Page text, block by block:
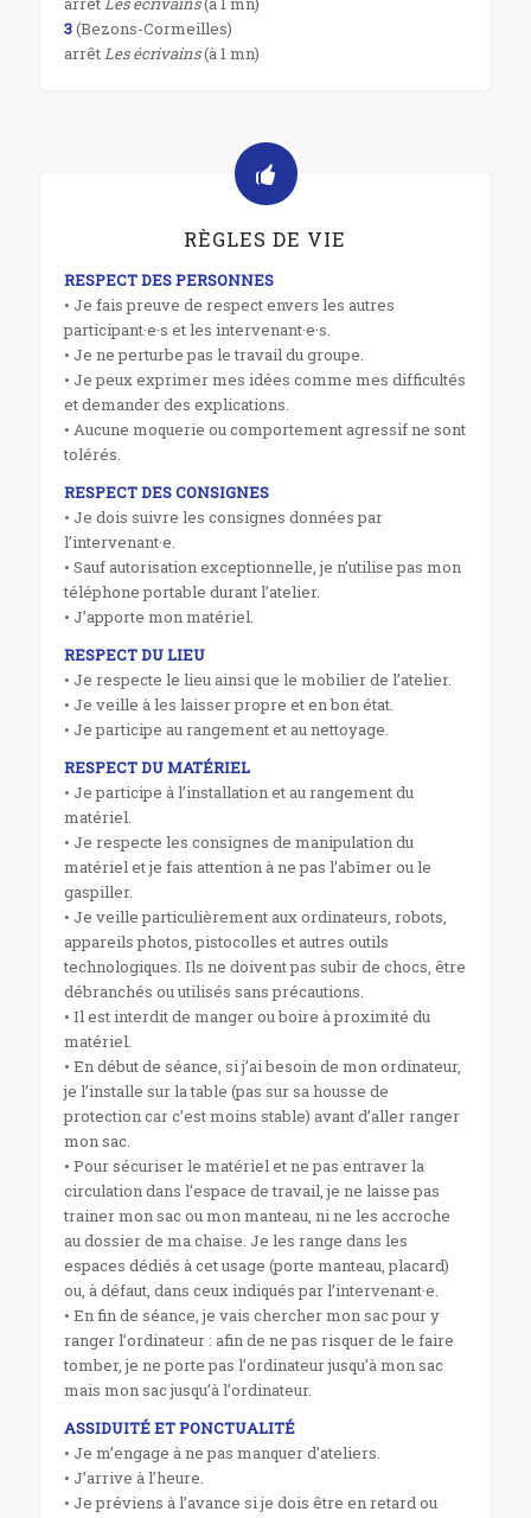
3(Bezons-Cormeilles)
arrêtLes écrivains(à 1 mn)
RÈGLES DE VIE
RESPECT DES PERSONNES
• Je fais preuve de respect envers les autres
participant·e·s et les intervenant·e·s.
• Je ne perturbe pas le travail du groupe.
• Je peux exprimer mes idées comme mes difficultés
et demander des explications.
• Aucune moquerie ou comportement agressif ne sont
tolérés.
RESPECT DES CONSIGNES
• Je dois suivre les consignes données par
l’intervenant·e.
• Sauf autorisation exceptionnelle, je n’utilise pas mon
téléphone portable durant l’atelier.
• J’apporte mon matériel.
RESPECT DU LIEU
• Je respecte le lieu ainsi que le mobilier de l’atelier.
• Je veille à les laisser propre et en bon état.
• Je participe au rangement et au nettoyage.
RESPECT DU MATÉRIEL
• Je participe à l’installation et au rangement du
matériel.
• Je respecte les consignes de manipulation du
matériel et je fais attention à ne pas l’abîmer ou le
gaspiller.
• Je veille particulièrement aux ordinateurs, robots,
appareils photos, pistocolles et autres outils
technologiques. Ils ne doivent pas subir de chocs, être
débranchés ou utilisés sans précautions.
• Il est interdit de manger ou boire à proximité du
matériel.
• En début de séance, si j’ai besoin de mon ordinateur,
je l’installe sur la table (pas sur sa housse de
protection car c’est moins stable) avant d’aller ranger
mon sac.
• Pour sécuriser le matériel et ne pas entraver la
circulation dans l’espace de travail, je ne laisse pas
trainer mon sac ou mon manteau, ni ne les accroche
au dossier de ma chaise. Je les range dans les
espaces dédiés à cet usage (porte manteau, placard)
ou, à défaut, dans ceux indiqués par l’intervenant·e.
• En fin de séance, je vais chercher mon sac pour y
ranger l’ordinateur : afin de ne pas risquer de le faire
tomber, je ne porte pas l’ordinateur jusqu’à mon sac
mais mon sac jusqu’à l’ordinateur.
ASSIDUITÉ ET PONCTUALITÉ
• Je m’engage à ne pas manquer d’ateliers.
• J’arrive à l’heure.
• Je préviens à l’avance si je dois être en retard ou